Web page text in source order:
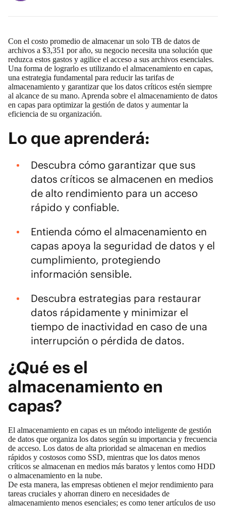
Con el costo promedio de almacenar un solo TB de datos de
archivos a $3,351 por año, su negocio necesita una solución que
reduzca estos gastos y agilice el acceso a sus archivos esenciales.
Una forma de lograrlo es utilizando el almacenamiento en capas,
una estrategia fundamental para reducir las tarifas de
almacenamiento y garantizar que los datos críticos estén siempre
al alcance de su mano. Aprenda sobre el almacenamiento de datos
en capas para optimizar la gestión de datos y aumentar la
eficiencia de su organización.
Lo que aprenderá:
Descubra cómo garantizar que sus
datos críticos se almacenen en medios
de alto rendimiento para un acceso
rápido y confiable.
Entienda cómo el almacenamiento en
capas apoya la seguridad de datos y el
cumplimiento, protegiendo
información sensible.
Descubra estrategias para restaurar
datos rápidamente y minimizar el
tiempo de inactividad en caso de una
interrupción o pérdida de datos.
¿Qué es el
almacenamiento en
capas?
El almacenamiento en capas es un método inteligente de gestión
de datos que organiza los datos según su importancia y frecuencia
de acceso. Los datos de alta prioridad se almacenan en medios
rápidos y costosos como SSD, mientras que los datos menos
críticos se almacenan en medios más baratos y lentos como HDD
o almacenamiento en la nube.
De esta manera, las empresas obtienen el mejor rendimiento para
tareas cruciales y ahorran dinero en necesidades de
almacenamiento menos esenciales; es como tener artículos de uso